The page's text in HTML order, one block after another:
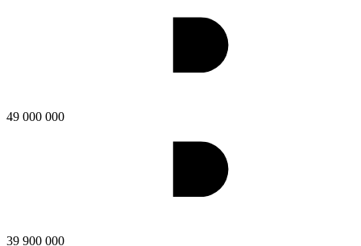
49 000 000
39 900 000